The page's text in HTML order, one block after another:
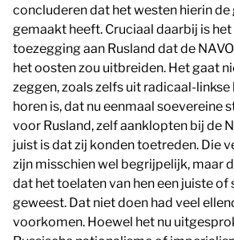
concluderen dat het westen hierin
gemaakt heeft. Cruciaal daarbij is
toezegging aan Rusland dat de
het oosten zou uitbreiden. Het gaat
zeggen, zoals zelfs uit radicaal-linkse
horen is, dat nu eenmaal soevereine
voor Rusland, zelf aanklopten bij de
juist is dat zij konden toetreden. Die
zijn misschien wel begrijpelijk, maar
dat het toelaten van hen een juiste of
geweest. Dat niet doen had veel
voorkomen. Hoewel het nu